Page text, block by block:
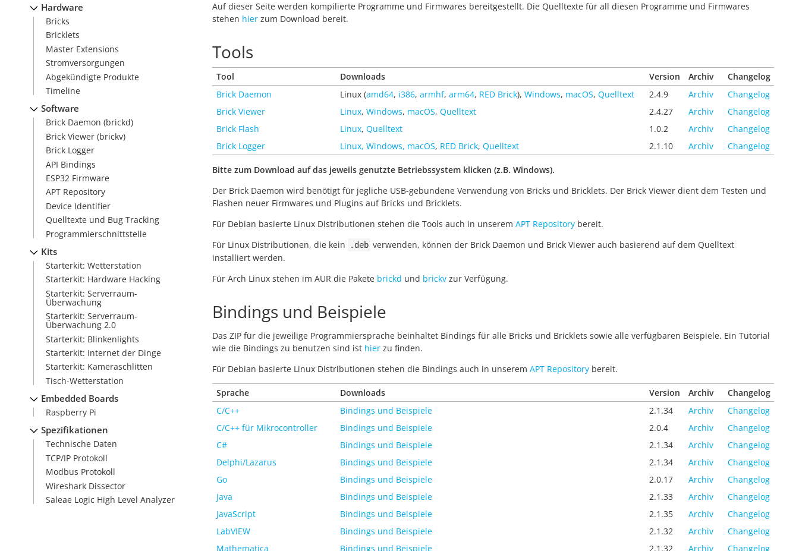
Hardware
Bricks
Bricklets
Master Extensions
Stromversorgungen
Abgekündigte Produkte
Timeline
Software
Brick Daemon (brickd)
Brick Viewer (brickv)
Brick Logger
API Bindings
ESP32 Firmware
APT Repository
Device Identifier
Quelltexte und Bug Tracking
Programmierschnittstelle
Kits
Starterkit: Wetterstation
Starterkit: Hardware Hacking
Starterkit: Serverraum-
Überwachung
Starterkit: Serverraum-
Überwachung 2.0
Starterkit: Blinkenlights
Starterkit: Internet der Dinge
Starterkit: Kameraschlitten
Tisch-Wetterstation
Embedded Boards
Raspberry Pi
Spezifikationen
Technische Daten
TCP/IP Protokoll
Modbus Protokoll
Wireshark Dissector
Saleae Logic High Level Analyzer
Auf dieser Seite werden kompilierte Programme und Firmwares bereitgestellt. Die Quelltexte für all diesen Programme und Firmwares
stehen hier zum Download bereit.
Tools
Tool Downloads Version Archiv
Changelog
Brick Daemon
Linux (amd64, i386, armhf, arm64, RED Brick), Windows, macOS, Quelltext 2.4.9 Archiv
Changelog
Brick Viewer
Linux, Windows, macOS, Quelltext 2.4.27 Archiv
Changelog
Brick Flash
Linux, Quelltext 1.0.2 Archiv
Changelog
Brick Logger
Linux, Windows, macOS, RED Brick, Quelltext 2.1.10 Archiv Changelog
Bitte zum Download auf das jeweils genutzte Betriebssystem klicken (z.B. Windows).
Der Brick Daemon wird benötigt für jegliche USB-gebundene Verwendung von Bricks und Bricklets. Der Brick Viewer dient dem Testen und
Flashen neuer Firmwares und Plugins auf Bricks und Bricklets.
Für Debian basierte Linux Distributionen stehen die Tools auch in unserem APT Repository bereit.
Für Linux Distributionen, die kein
.deb verwenden, können der Brick Daemon und Brick Viewer auch basierend auf dem Quelltext
installiert werden.
Für Arch Linux stehen im AUR die Pakete brickd und brickv zur Verfügung.
Bindings und Beispiele
Das ZIP für die jeweilige Programmiersprache beinhaltet Bindings für alle Bricks und Bricklets sowie alle verfügbaren Beispiele. Ein Tutorial
wie die Bindings zu benutzen sind ist hier zu finden.
Für Debian basierte Linux Distributionen stehen die Bindings auch in unserem APT Repository bereit.
Sprache Downloads Version Archiv
Changelog
C/C++
Bindings und Beispiele 2.1.34 Archiv
Changelog
C/C++ für Mikrocontroller
Bindings und Beispiele 2.0.4 Archiv
Changelog
C#
Bindings und Beispiele 2.1.34 Archiv
Changelog
Delphi/Lazarus
Bindings und Beispiele 2.1.34 Archiv
Changelog
Go
Bindings und Beispiele 2.0.17 Archiv
Changelog
Java
Bindings und Beispiele 2.1.33 Archiv
Changelog
JavaScript
Bindings und Beispiele 2.1.35 Archiv
Changelog
LabVIEW
Bindings und Beispiele 2.1.32 Archiv
Changelog
Mathematica
Bindings und Beispiele 2.1.32 Archiv
Changelog